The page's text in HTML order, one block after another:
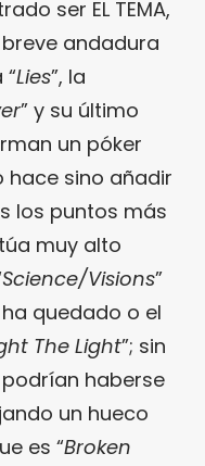
ser EL TEMA,
andadura
Lies”, la
” y su último
un póker
hace sino añadir
los puntos más
muy alto
Science/Visions”
quedado o el
The Light”; sin
haberse
un hueco
es “Broken